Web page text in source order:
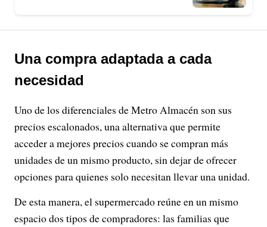
Una compra adaptada a cada
necesidad
Uno de los diferenciales de Metro Almacén son sus
precios escalonados, una alternativa que permite
acceder a mejores precios cuando se compran más
unidades de un mismo producto, sin dejar de ofrecer
opciones para quienes solo necesitan llevar una unidad.
De esta manera, el supermercado reúne en un mismo
espacio dos tipos de compradores: las familias que